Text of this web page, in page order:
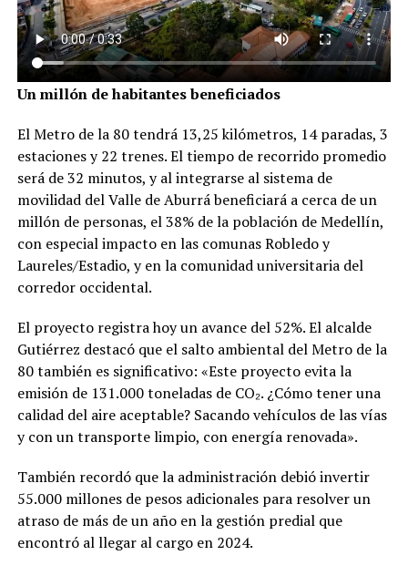
Un millón de habitantes beneficiados
El Metro de la 80 tendrá 13,25 kilómetros, 14 paradas, 3
estaciones y 22 trenes. El tiempo de recorrido promedio
será de 32 minutos, y al integrarse al sistema de
movilidad del Valle de Aburrá beneficiará a cerca de un
millón de personas, el 38% de la población de Medellín,
con especial impacto en las comunas Robledo y
Laureles/Estadio, y en la comunidad universitaria del
corredor occidental.
El proyecto registra hoy un avance del 52%. El alcalde
Gutiérrez destacó que el salto ambiental del Metro de la
80 también es significativo: «Este proyecto evita la
emisión de 131.000 toneladas de CO₂. ¿Cómo tener una
calidad del aire aceptable? Sacando vehículos de las vías
y con un transporte limpio, con energía renovada».
También recordó que la administración debió invertir
55.000 millones de pesos adicionales para resolver un
atraso de más de un año en la gestión predial que
encontró al llegar al cargo en 2024.